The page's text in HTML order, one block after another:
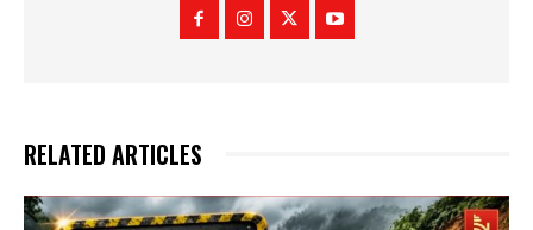
RELATED ARTICLES